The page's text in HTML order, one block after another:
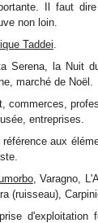
Il faut
non loin.
Taddei.
Serena, la Nuit
marché de Noël.
commerces,
entreprises.
aux
, Varagno,
(ruisseau),
d'exploitation